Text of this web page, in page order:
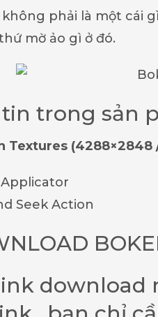
phải là một cái
mờ ảo gì ở đó.
trong sản
Textures (4288×2848
Seek Action
download